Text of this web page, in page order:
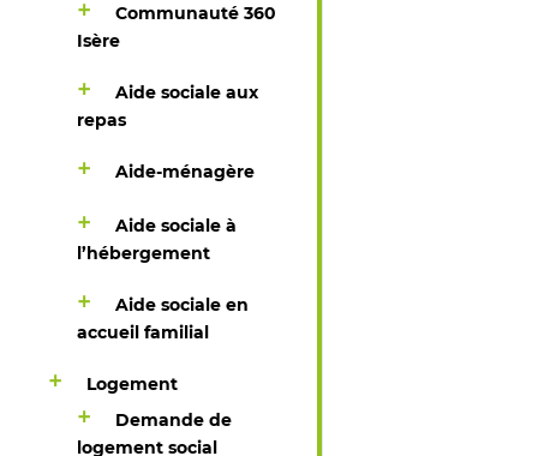
Communauté 360
Isère
Aide sociale aux
repas
Aide-ménagère
Aide sociale à
l’hébergement
Aide sociale en
accueil familial
Logement
Demande de
logement social